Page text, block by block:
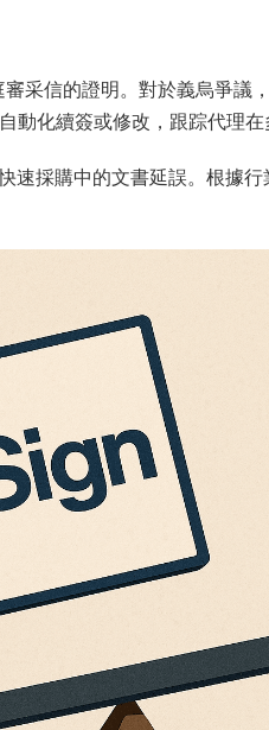
采信的證明。對於義烏爭議
化續簽或修改，跟踪代理在
速採購中的文書延誤。根據